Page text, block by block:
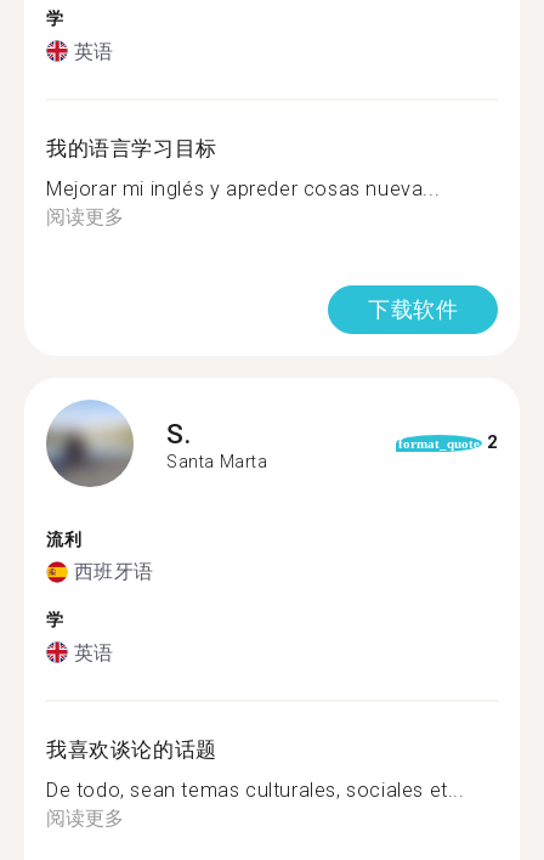
学
英语
我的语言学习目标
Mejorar mi inglés y apreder cosas nueva...
阅读更多
下载软件
S.
Santa Marta
format_quote 2
流利
西班牙语
学
英语
我喜欢谈论的话题
De todo, sean temas culturales, sociales et...
阅读更多